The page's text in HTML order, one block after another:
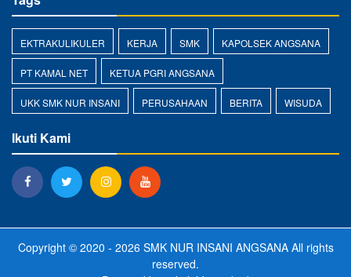
EKTRAKULIKULER KERJA SMK KAPOLSEK ANGSANA
PT KAMAL NET KETUA PGRI ANGSANA
UKK SMK NUR INSANI PERUSAHAAN BERITA WISUDA
Ikuti Kami
Copyright © 2020 - 2026 SMK NUR INSANI ANGSANAAll rights
reserved.